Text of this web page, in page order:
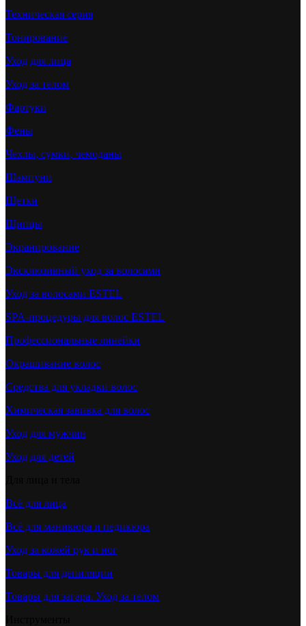
Техническая серия
Тонирование
Уход для лица
Уход за телом
Фартуки
Фены
Чехлы, сумки, чемоданы
Шампуни
Щетки
Щипцы
Экранирование
Эксклюзивный уход за волосами
Уход за волосами ESTEL
SPA-процедуры для волос ESTEL
Профессиональные линейки
Окрашивание волос
Средства для укладки волос
Химическая завивка для волос
Уход для мужчин
Уход для детей
Всё для лица
Всё для маникюра и педикюра
Уход за кожей рук и ног
Товары для депиляции
Товары для загара. Уход за телом